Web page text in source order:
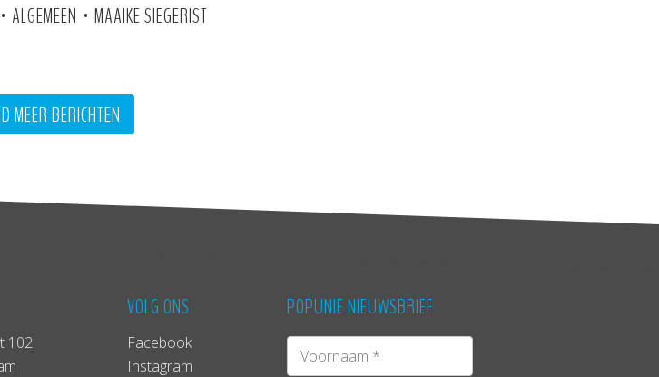
• ALGEMEEN • MAAIKE SIEGERIST
MEER BERICHTEN
102
VOLG ONS
Facebook
Instagram
POPUNIE NIEUWSBRIEF